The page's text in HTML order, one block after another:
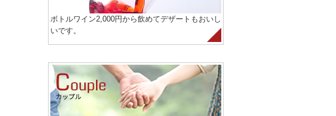
ボトルワイン2,000円から飲めてデザートもおいし
いです。